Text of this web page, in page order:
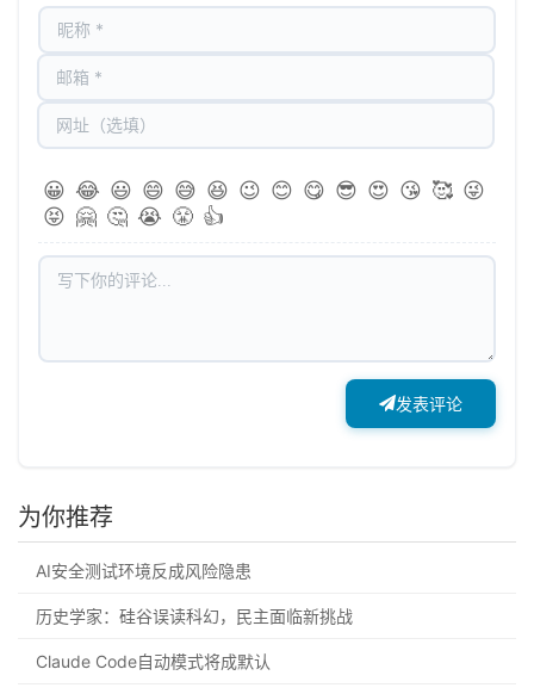
😀 😂 😃 😄 😅 😆 😉 😊 😋 😎 😍 😘 🥰 😜
😝 🤗 🤔 😭 😤 👍
发表评论
为你推荐
AI安全测试环境反成风险隐患
历史学家：硅谷误读科幻，民主面临新挑战
Claude Code自动模式将成默认